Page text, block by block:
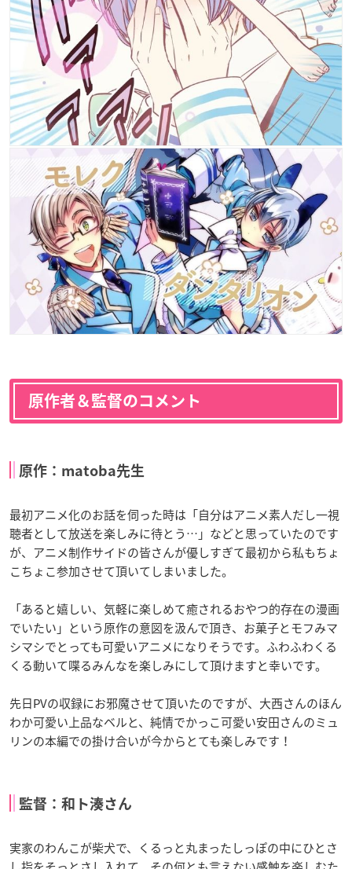
原作者＆監督のコメント
原作：matoba先生
最初アニメ化のお話を伺った時は「自分はアニメ素人だし一視
聴者として放送を楽しみに待とう…」などと思っていたのです
が、アニメ制作サイドの皆さんが優しすぎて最初から私もちょ
こちょこ参加させて頂いてしまいました。
「あると嬉しい、気軽に楽しめて癒されるおやつ的存在の漫画
でいたい」という原作の意図を汲んで頂き、お菓子とモフみマ
シマシでとっても可愛いアニメになりそうです。ふわふわくる
くる動いて喋るみんなを楽しみにして頂けますと幸いです。
先日PVの収録にお邪魔させて頂いたのですが、大西さんのほん
わか可愛い上品なベルと、純情でかっこ可愛い安田さんのミュ
リンの本編での掛け合いが今からとても楽しみです！
監督：和ト湊さん
実家のわんこが柴犬で、くるっと丸まったしっぽの中にひとさ